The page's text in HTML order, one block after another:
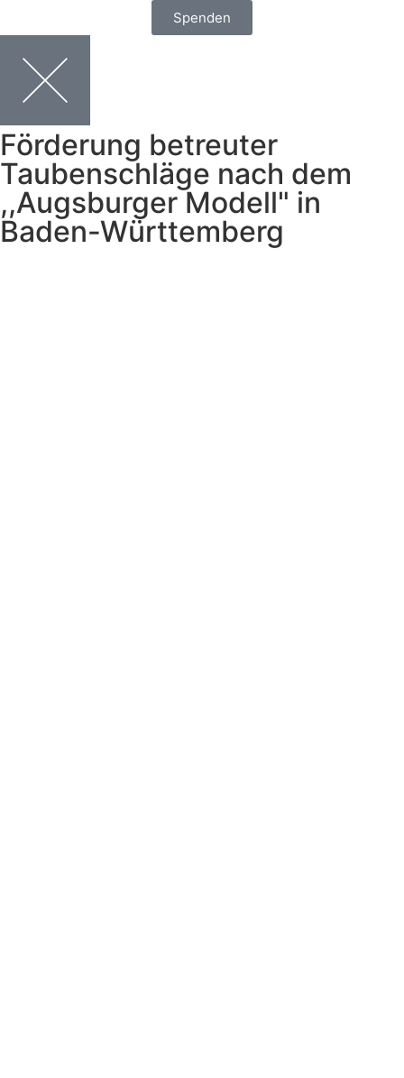
Spenden
Förderung betreuter
Taubenschläge nach dem
,,Augsburger Modell" in
Baden-Württemberg